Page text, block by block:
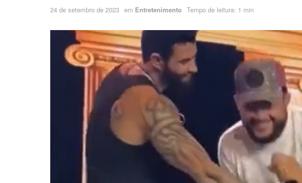
24 de setembro de 2023 em Entretenimento Tempo de leitura: 1 min